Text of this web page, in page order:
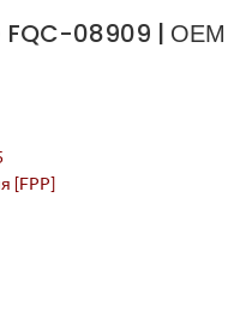
FQC-08909 | ОЕМ
[FPP]